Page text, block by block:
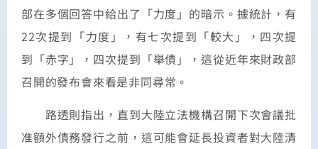
部在多個回答中給出了「力度」的暗示。據統計，有
22次提到「力度」，有七次提到「較大」，四次提
到「赤字」，四次提到「舉債」，這從近年來財政部
召開的發布會來看是非同尋常。
路透則指出，直到大陸立法機構召開下次會議批
准額外債務發行之前，這可能會延長投資者對大陸清